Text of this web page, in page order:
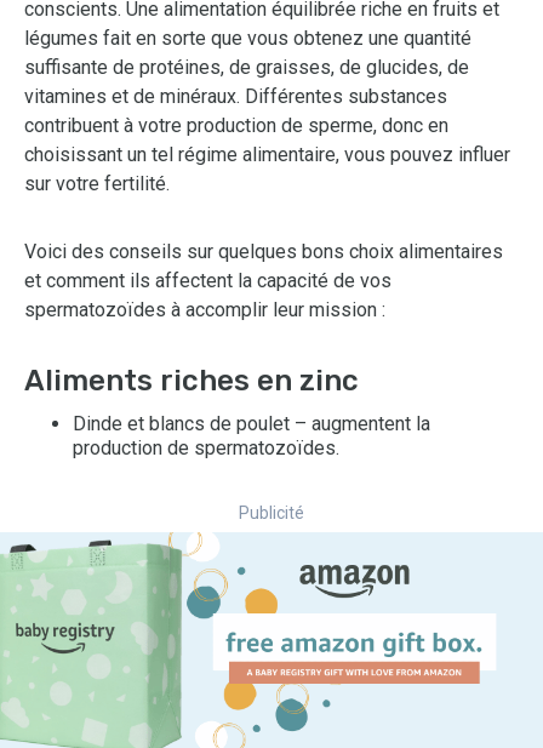
conscients. Une alimentation équilibrée riche en fruits et
légumes fait en sorte que vous obtenez une quantité
suffisante de protéines, de graisses, de glucides, de
vitamines et de minéraux. Différentes substances
contribuent à votre production de sperme, donc en
choisissant un tel régime alimentaire, vous pouvez influer
sur votre fertilité.
Voici des conseils sur quelques bons choix alimentaires
et comment ils affectent la capacité de vos
spermatozoïdes à accomplir leur mission :
Aliments riches en zinc
Dinde et blancs de poulet – augmentent la
production de spermatozoïdes.
Publicité